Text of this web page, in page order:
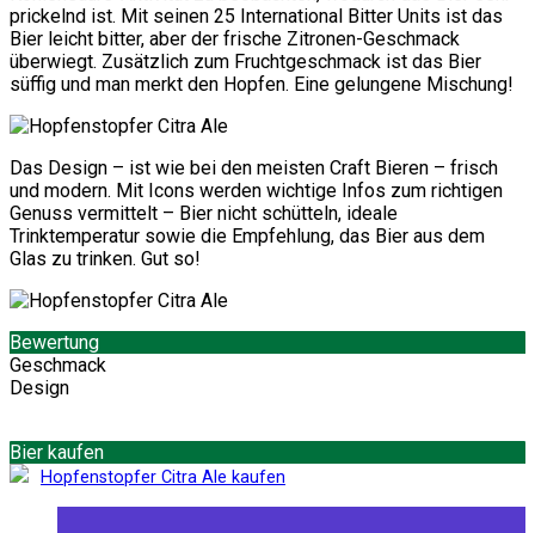
prickelnd ist. Mit seinen 25 International Bitter Units ist das
Bier leicht bitter, aber der frische Zitronen-Geschmack
überwiegt. Zusätzlich zum Fruchtgeschmack ist das Bier
süffig und man merkt den Hopfen. Eine gelungene Mischung!
Das Design – ist wie bei den meisten Craft Bieren – frisch
und modern. Mit Icons werden wichtige Infos zum richtigen
Genuss vermittelt – Bier nicht schütteln, ideale
Trinktemperatur sowie die Empfehlung, das Bier aus dem
Glas zu trinken. Gut so!
Bewertung
Geschmack
Design
Bier kaufen
Hopfenstopfer Citra Ale kaufen